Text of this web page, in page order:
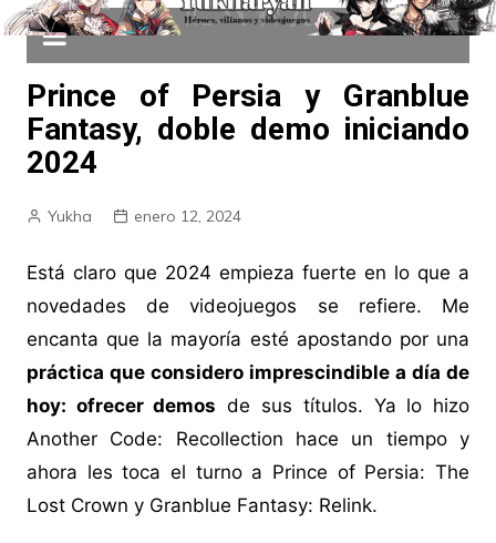
Prince of Persia y Granblue
Fantasy, doble demo iniciando
2024
Yukha enero 12, 2024
Está claro que 2024 empieza fuerte en lo que a
novedades de videojuegos se refiere. Me
encanta que la mayoría esté apostando por una
práctica que considero imprescindible a día de
hoy: ofrecer demos de sus títulos. Ya lo hizo
Another Code: Recollection hace un tiempo y
ahora les toca el turno a Prince of Persia: The
Lost Crown y Granblue Fantasy: Relink.